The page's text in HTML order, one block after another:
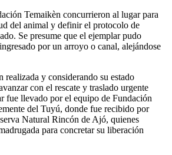
Temaikèn concurrieron al lugar para
del animal y definir el protocolo de
Se presume que el ejemplar pudo
por un arroyo o canal, alejándose
realizada y considerando su estado
con el rescate y traslado urgente
fue llevado por el equipo de Fundación
del Tuyú, donde fue recibido por
Natural Rincón de Ajó, quienes
para concretar su liberación